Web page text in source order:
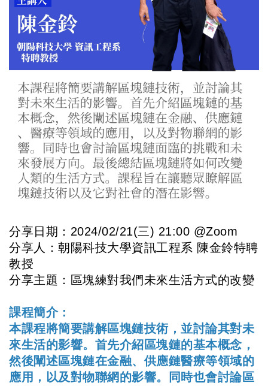
分享日期：2024/02/21(三) 21:00 @Zoom
分享人：朝陽科技大學資訊工程系 陳金鈴特聘
教授
分享主題：區塊練對我們未來生活方式的改變
課程簡介：
本課程將簡要講解區塊鏈技術，並討論其對未
來生活的影響。首先介紹區塊鏈的基本概念，
然後闡述區塊鏈在金融、供應鏈醫療等領域的
應用，以及對物聯網的影響。同時也會討論區